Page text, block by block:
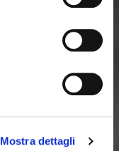
Mostra dettagli